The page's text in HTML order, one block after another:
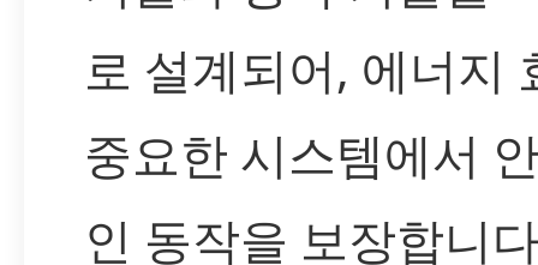
로 설계되어, 에너지
중요한 시스템에서
인 동작을 보장합니